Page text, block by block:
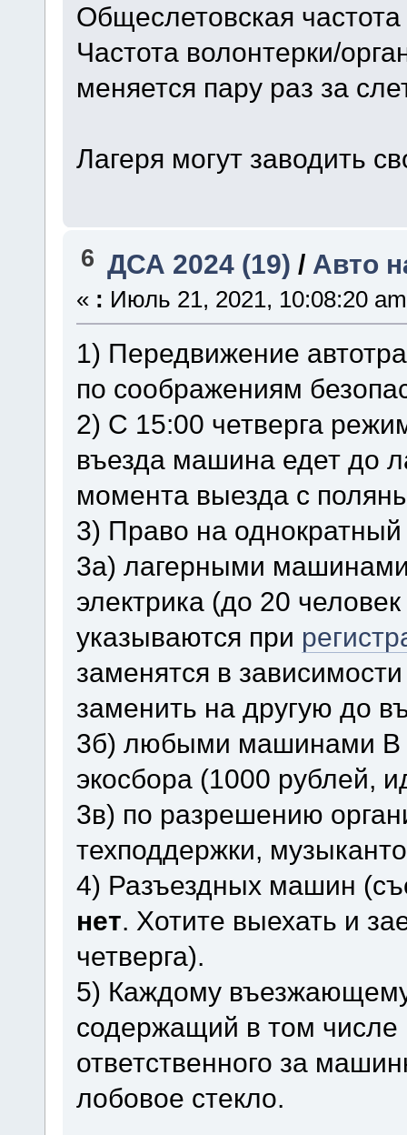
Общеслетовская
Частота волонтерки/
меняется пару раз за
Лагеря могут заводить
6 ДСА 2024 (19) / Авто
« : Июль 21, 2021, 10:08:20
1) Передвижение
по соображениям
2) С 15:00 четверга
въезда машина едет до
момента выезда с
3) Право на
3а) лагерными
электрика (до 20
указываются при
заменятся в
заменить на другую до
3б) любыми машинами В
экосбора (1000 рублей,
3в) по разрешению
техподдержки,
4) Разъездных машин
нет. Хотите выехать и
четверга).
5) Каждому
содержащий в том
ответственного за
лобовое стекло.